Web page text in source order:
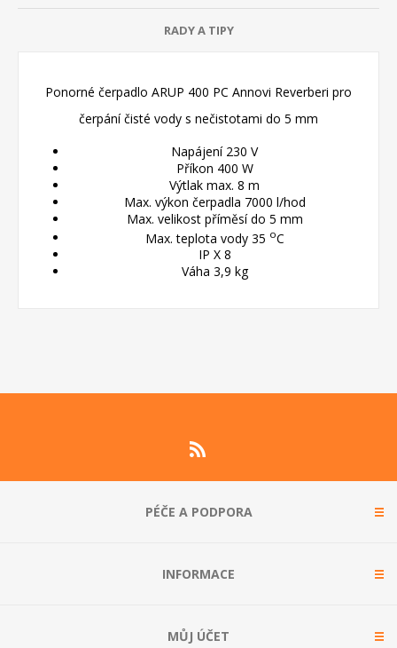
RADY A TIPY
Ponorné čerpadlo ARUP 400 PC Annovi Reverberi pro
čerpání čisté vody s nečistotami do 5 mm
Napájení 230 V
Příkon 400 W
Výtlak max. 8 m
Max. výkon čerpadla 7000 l/hod
Max. velikost příměsí do 5 mm
Max. teplota vody 35 oC
IP X 8
Váha 3,9 kg
PÉČE A PODPORA
INFORMACE
MŮJ ÚČET